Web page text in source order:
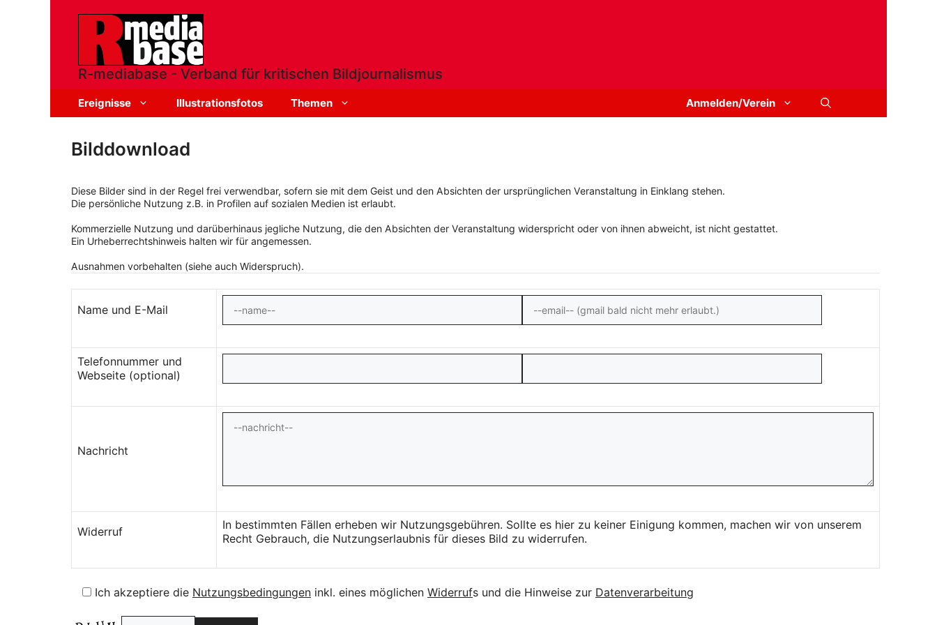
R-mediabase - Verband für kritischen Bildjournalismus
Ereignisse Illustrationsfotos Themen Anmelden/Verein
Bilddownload
Diese Bilder sind in der Regel frei verwendbar, sofern sie mit dem Geist und den Absichten der ursprünglichen Veranstaltung in Einklang stehen.
Die persönliche Nutzung z.B. in Profilen auf sozialen Medien ist erlaubt.
Kommerzielle Nutzung und darüberhinaus jegliche Nutzung, die den Absichten der Veranstaltung widerspricht oder von ihnen abweicht, ist nicht gestattet.
Ein Urheberrechtshinweis halten wir für angemessen.
Ausnahmen vorbehalten (siehe auch Widerspruch).
Name und E-Mail
Telefonnummer und
Webseite (optional)
Nachricht
Widerruf
In bestimmten Fällen erheben wir Nutzungsgebühren. Sollte es hier zu keiner Einigung kommen, machen wir von unserem
Recht Gebrauch, die Nutzungserlaubnis für dieses Bild zu widerrufen.
Ich akzeptiere die Nutzungsbedingungen inkl. eines möglichen Widerrufs und die Hinweise zur Datenverarbeitung